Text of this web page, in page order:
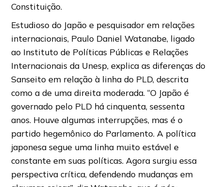
Constituição.
Estudioso do Japão e pesquisador em relações
internacionais, Paulo Daniel Watanabe, ligado
ao Instituto de Políticas Públicas e Relações
Internacionais da Unesp, explica as diferenças do
Sanseito em relação à linha do PLD, descrita
como a de uma direita moderada. “O Japão é
governado pelo PLD há cinquenta, sessenta
anos. Houve algumas interrupções, mas é o
partido hegemônico do Parlamento. A política
japonesa segue uma linha muito estável e
constante em suas políticas. Agora surgiu essa
perspectiva crítica, defendendo mudanças em